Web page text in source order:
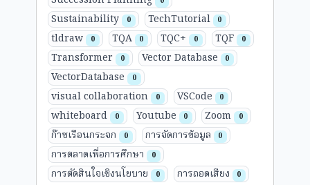
Sustainability 0 TechTutorial 0
tldraw 0 TQA 0 TQC+ 0 TQF 0
Transformer 0 Vector Database 0
VectorDatabase 0
visual collaboration 0 VSCode 0
whiteboard 0 Youtube 0 Zoom 0
ก๊าซเรือนกระจก 0 การจัดการข้อมูล 0
การตลาดเพื่อการศึกษา 0
การตัดสินใจเชิงนโยบาย 0 การถอดเสียง 0